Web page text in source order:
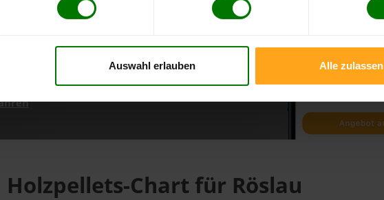
Auswahl erlauben Alle zulassen
Holzpellets-Chart für Röslau